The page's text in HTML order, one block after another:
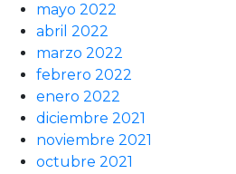
mayo 2022
abril 2022
marzo 2022
febrero 2022
enero 2022
diciembre 2021
noviembre 2021
octubre 2021